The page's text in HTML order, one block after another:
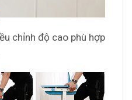
chỉnh độ cao phù hợp